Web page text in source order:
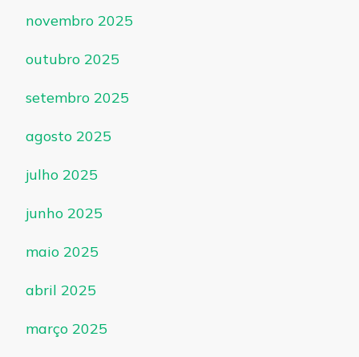
novembro 2025
outubro 2025
setembro 2025
agosto 2025
julho 2025
junho 2025
maio 2025
abril 2025
março 2025